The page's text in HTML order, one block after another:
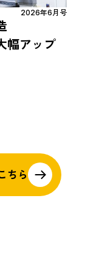
2026年6月号
幅アップ
ちら